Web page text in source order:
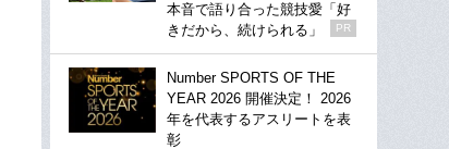
本音で語り合った競技愛「好
きだから、続けられる」
PR
Number SPORTS OF THE
YEAR 2026 開催決定！ 2026
年を代表するアスリートを表
彰